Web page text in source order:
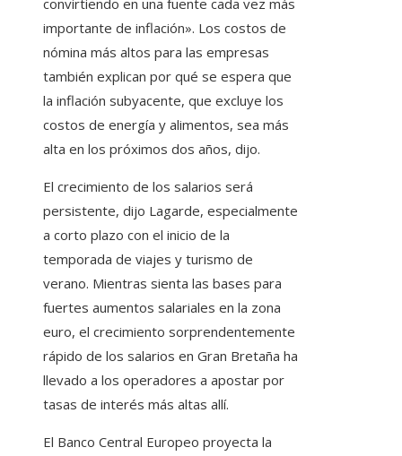
convirtiendo en una fuente cada vez más
importante de inflación». Los costos de
nómina más altos para las empresas
también explican por qué se espera que
la inflación subyacente, que excluye los
costos de energía y alimentos, sea más
alta en los próximos dos años, dijo.
El crecimiento de los salarios será
persistente, dijo Lagarde, especialmente
a corto plazo con el inicio de la
temporada de viajes y turismo de
verano. Mientras sienta las bases para
fuertes aumentos salariales en la zona
euro, el crecimiento sorprendentemente
rápido de los salarios en Gran Bretaña ha
llevado a los operadores a apostar por
tasas de interés más altas allí.
El Banco Central Europeo proyecta la